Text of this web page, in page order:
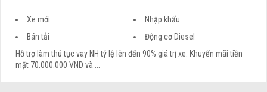
Xe mới
Nhập khẩu
Bán tải
Động cơ Diesel
Hỗ trợ làm thủ tục vay NH tỷ lệ lên đến 90% giá trị xe. Khuyến mãi tiền
mặt 70.000.000 VND và ...